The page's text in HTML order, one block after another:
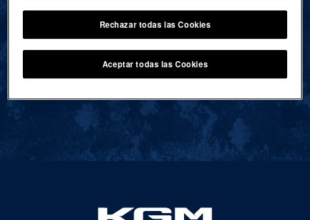
VOLVER AL INICIO
Rechazar todas las Cookies
Aceptar todas las Cookies